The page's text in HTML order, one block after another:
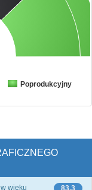
Poprodukcyjny
83,3
wieku